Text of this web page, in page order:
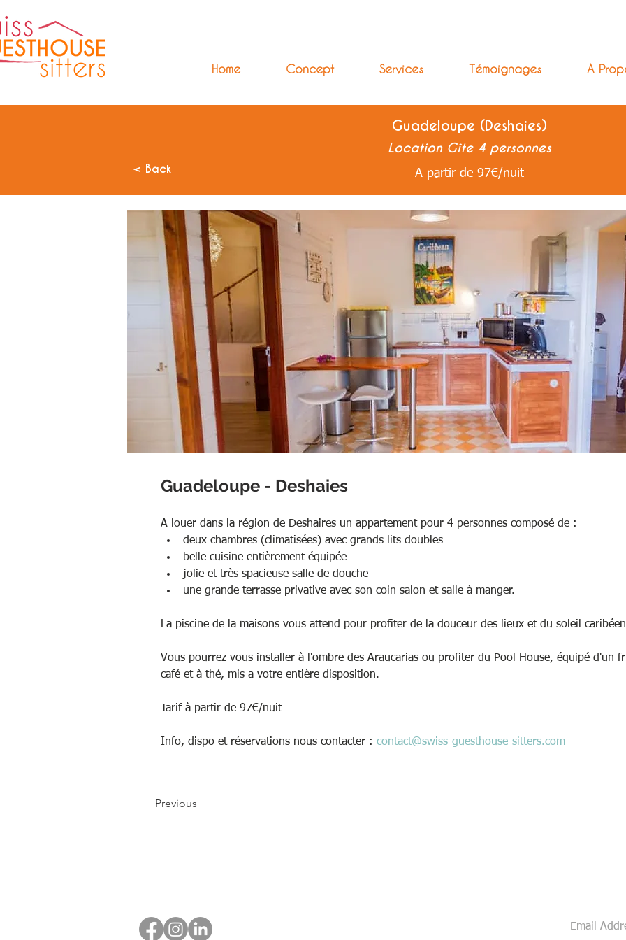
Home Concept Services Témoignages A
< Back
Guadeloupe (Deshaies)
Location Gîte 4 personnes
A partir de 97€/nuit
Guadeloupe - Deshaies
A louer dans la région de Deshaires un appartement pour 4 personnes composé de :
deux chambres (climatisées) avec grands lits doubles
belle cuisine entièrement équipée
jolie et très spacieuse salle de douche
une grande terrasse privative avec son coin salon et salle à manger.
La piscine de la maisons vous attend pour profiter de la douceur des lieux et du soleil
Vous pourrez vous installer à l'ombre des Araucarias ou profiter du Pool House, équipé d'un
café et à thé, mis a votre entière disposition.
Tarif à partir de 97€/nuit
Info, dispo et réservations nous contacter : contact@swiss-guesthouse-sitters.com
Previous